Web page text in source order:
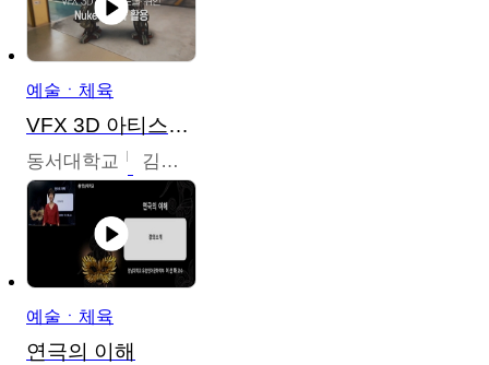
예술ㆍ체육
VFX 3D 아티스트를 위한 Nuke 의 이해와 활용
동서대학교 김시현
예술ㆍ체육
연극의 이해